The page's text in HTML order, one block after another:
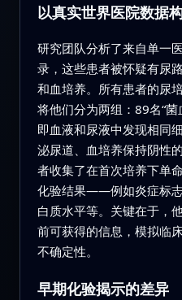
以真实世界医院数据
研究团队分析了来自单一
录，这些患者被怀疑有尿
和血培养。所有患者的尿
将他们分为两组：89名“菌
即血液和尿液中发现相同
泌尿道、血培养保持阴性
者收集了在首次培养下单
化验结果——例如炎症标
白质水平等。关键在于，
前可获得的信息，模拟临
不确定性。
早期化验揭示的差异